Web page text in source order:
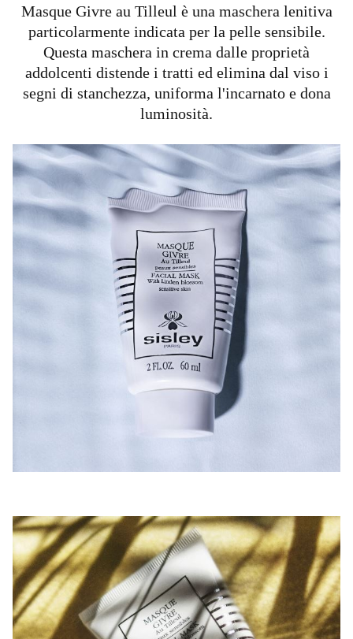
Masque Givre au Tilleul è una maschera lenitiva
particolarmente indicata per la pelle sensibile.
Questa maschera in crema dalle proprietà
addolcenti distende i tratti ed elimina dal viso i
segni di stanchezza, uniforma l'incarnato e dona
luminosità.